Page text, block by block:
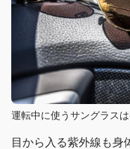
運転中に使うサングラス
目から入る紫外線も身